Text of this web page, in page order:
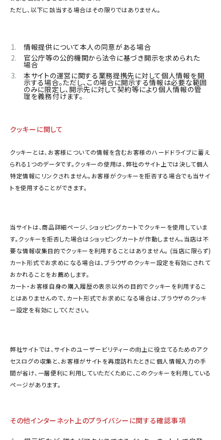
ただし、以下に該当する場合はその限りではありません。
情報提供について本人の同意がある場合
官公庁等の公的機関から法令に基づき開示を求められた
場合
本サイトの運営に関する業務提携先に対して個人情報を開
示する場合。ただし、この場合に開示する情報は必要な範囲
のみに限定し、開示先に対して契約等により個人情報の管
理を義務付けます。
クッキーに関して
クッキーとは、お客様についての情報を含むお客様のハードドライブに蓄え
られる1つのデータです。クッキーの使用は、弊社のサイト上では決して個人
特定情報にリンクされません。お客様がクッキーを拒否する場合でも当サイ
トを使用することができます。
当サイトは、商品詳細ページ、ショッピングカートでクッキーを使用していま
す。クッキーを拒否した場合はショッピングカートが作動しません。当店は不
要な情報収集目的でクッキーを利用することはありません。 (当店に限らず)
カート形式でお求めになる場合は、ブラウザのクッキー設定を有効にされて
おかれることをお薦めします。
カート・お客様自身の購入履歴の表示以外の目的でクッキーを利用するこ
とはありませんので、カート形式でお求めになる場合は、ブラウザのクッキ
ー設定を有効にしてください。
弊社サイトでは、サイトのユーザービリティーの向上に役立てるためのアク
セスログの収集と、お客様がサイトを再度訪れたときに個人情報入力の手
間が省け、一層便利に利用していただくために、このクッキーを利用している
ページがあります。
その他インターネット上のプライバシーに関する確認事項